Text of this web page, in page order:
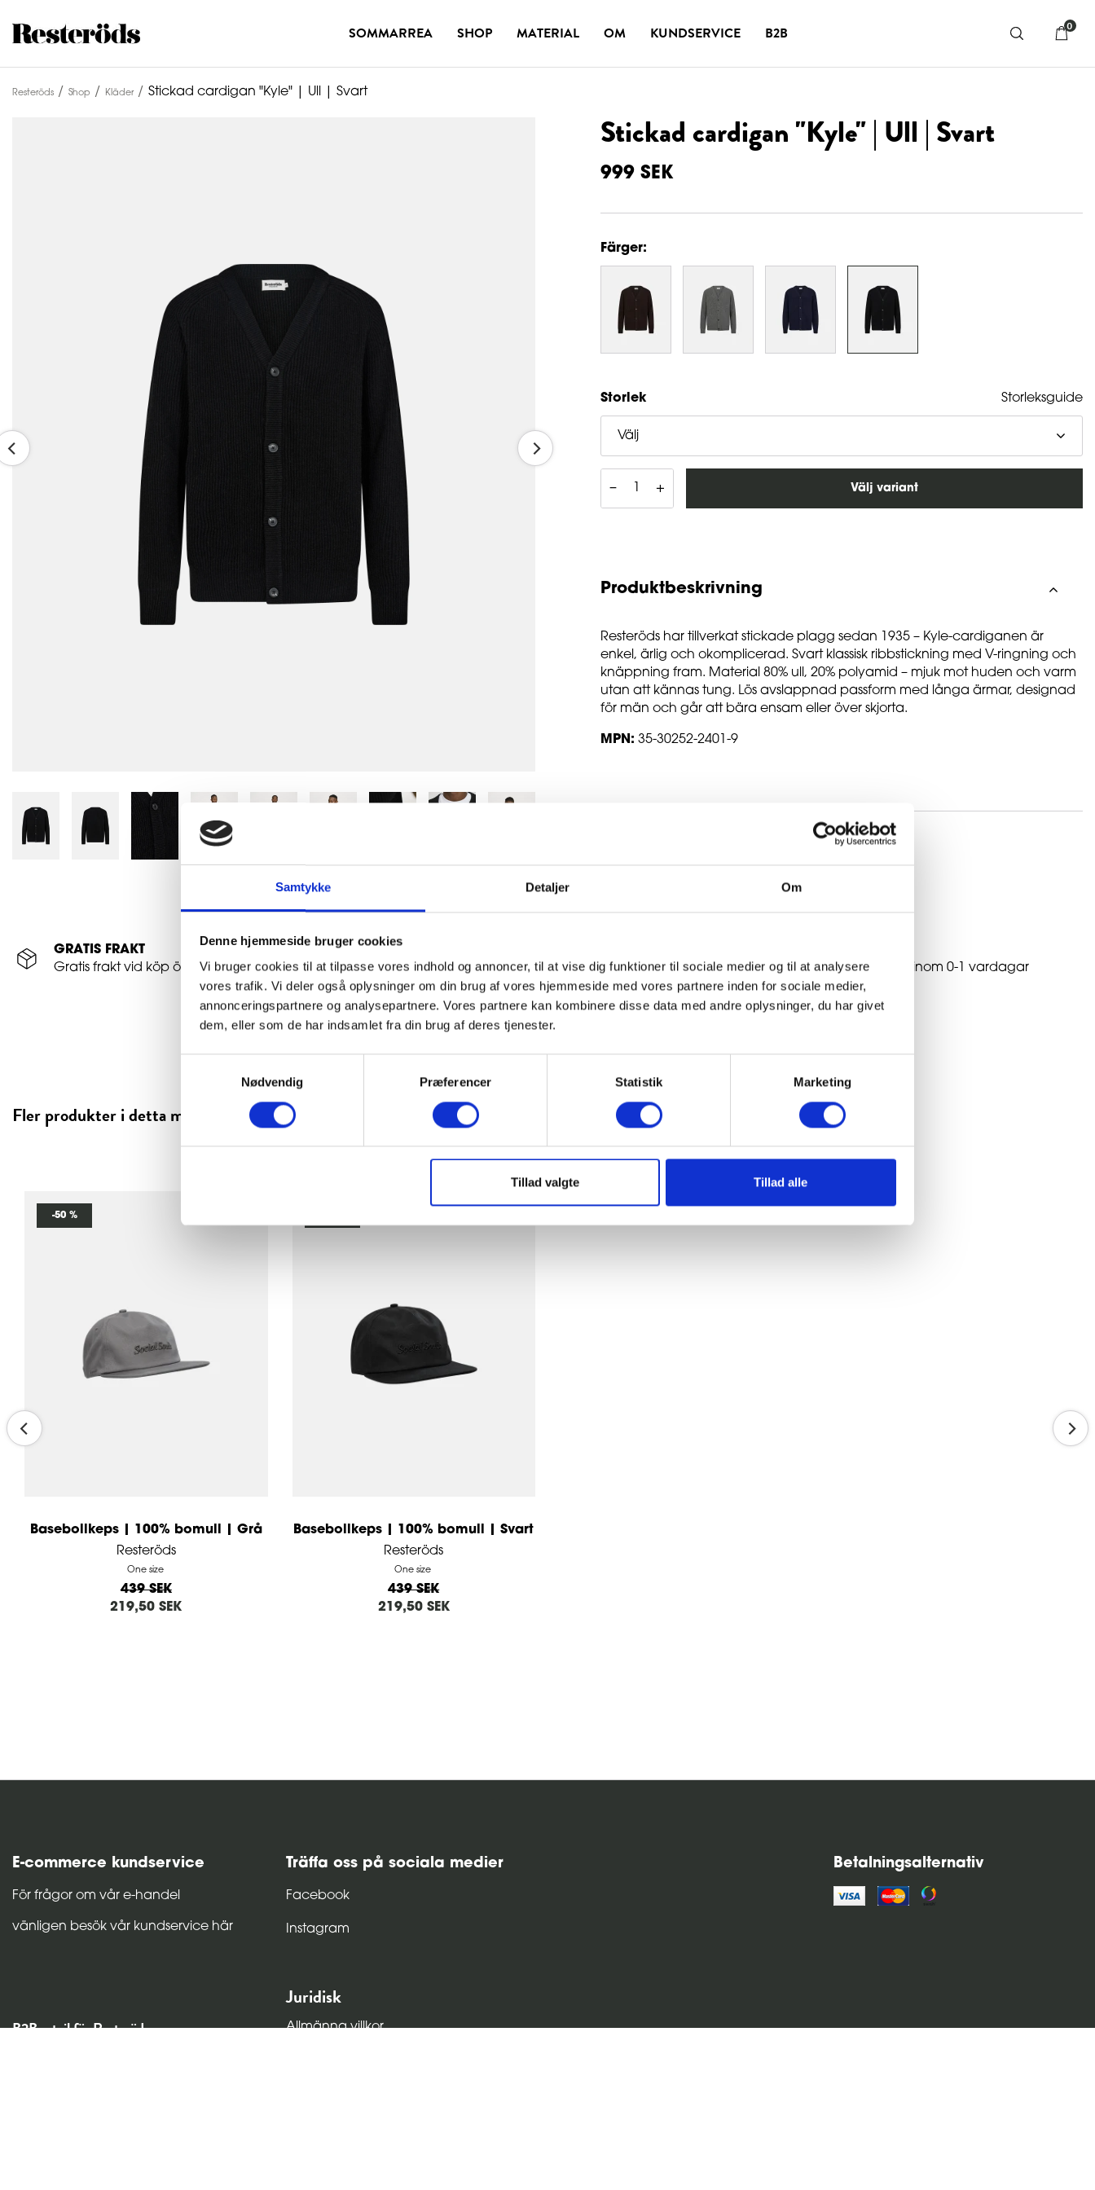
Samtykke Detaljer Om
Denne hjemmeside bruger cookies
Vi bruger cookies til at tilpasse vores indhold og annoncer, til at vise dig funktioner til sociale medier og til at analysere
vores trafik. Vi deler også oplysninger om din brug af vores hjemmeside med vores partnere inden for sociale medier,
annonceringspartnere og analysepartnere. Vores partnere kan kombinere disse data med andre oplysninger, du har givet
dem, eller som de har indsamlet fra din brug af deres tjenester.
Nødvendig
Præferencer Statistik Marketing
Tillad valgte Tillad alle
SOMMARREA SHOP MATERIAL OM KUNDSERVICE B2B 0
Resteröds Shop Kläder Stickad cardigan "Kyle" | Ull | Svart
Stickad cardigan "Kyle" | Ull | Svart
999 SEK
Färger:
Storlek Storleksguide
Välj
– + Välj variant
Produktbeskrivning
Resteröds har tillverkat stickade plagg sedan 1935 – Kyle-cardiganen är
enkel, ärlig och okomplicerad. Svart klassisk ribbstickning med V-ringning och
knäppning fram. Material 80% ull, 20% polyamid – mjuk mot huden och varm
utan att kännas tung. Lös avslappnad passform med långa ärmar, designad
för män och går att bära ensam eller över skjorta.
MPN: 35-30252-2401-9
GRATIS FRAKT
Gratis frakt vid köp över 1.000 SEK
Utökad returrätt - 365 dagar
Vi sänder dina varor inom 0-1 vardagar
Fler produkter i detta material
Shoppa allt
-50 %
Basebollkeps | 100% bomull | Grå
Resteröds
One size
439 SEK
219,50 SEK
Basebollkeps | 100% bomull | Svart
Resteröds
One size
439 SEK
219,50 SEK
E-commerce kundservice
För frågor om vår e-handel
vänligen besök vår kundservice här
B2B retail för Resteröds
Träffa oss på sociala medier
Facebook
Instagram
Juridisk
Allmänna villkor
Betalningsalternativ